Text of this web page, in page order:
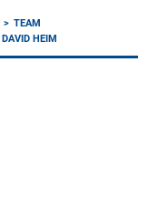
TEAM
DAVID HEIM